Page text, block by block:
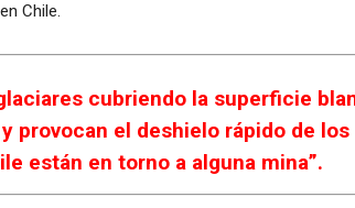
Chile.
cubriendo la superficie
provocan el deshielo rápido de
están en torno a alguna mina”.